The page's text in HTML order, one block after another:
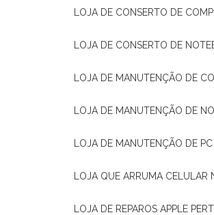
LOJA DE CONSERTO DE
LOJA DE CONSERTO DE
LOJA DE MANUTENÇÃO DE
LOJA DE MANUTENÇÃO DE
LOJA DE MANUTENÇÃO DE PC
LOJA QUE ARRUMA
LOJA DE REPAROS APPLE